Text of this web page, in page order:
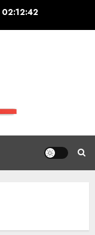
02:12:43